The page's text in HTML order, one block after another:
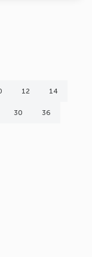
12 14
30 36